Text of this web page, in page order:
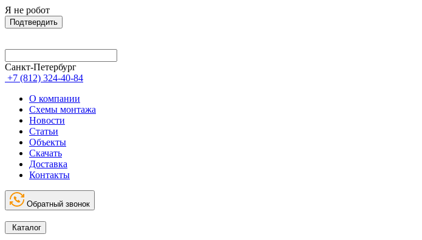
Я не робот
Подтвердить
Санкт-Петербург
+7 (812) 324-40-84
О компании
Схемы монтажа
Новости
Статьи
Объекты
Скачать
Доставка
Контакты
Обратный звонок
Каталог